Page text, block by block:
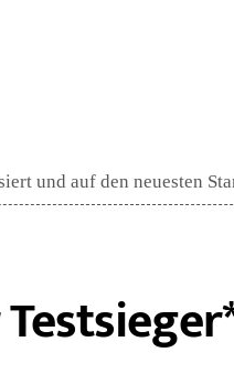
und auf den neuesten